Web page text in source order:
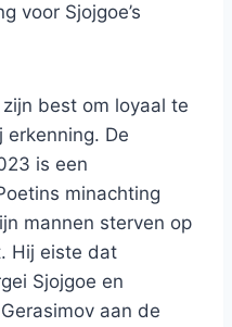
voor Sjojgoe’s
best om loyaal te
erkenning. De
is een
minachting
mannen sterven op
Hij eiste dat
Sjojgoe en
aan de